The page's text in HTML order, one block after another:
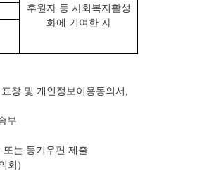
후원자 등 사회복지활성
화에 기여한 자
표창 및 개인정보이용동의서 ,
부
는 등기우편 제출
회)